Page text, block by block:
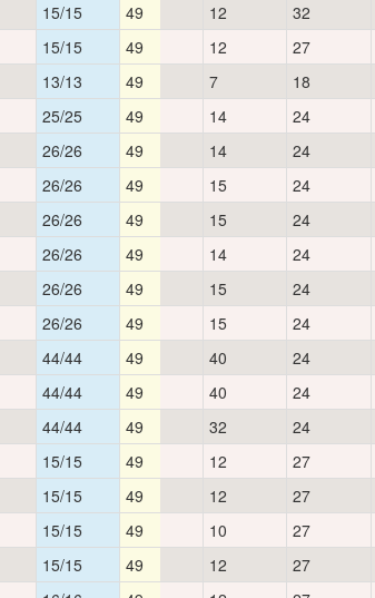
15/15 49 12 32
15/15 49 12 27
13/13 49 7 18
25/25 49 14 24
26/26 49 14 24
26/26 49 15 24
26/26 49 15 24
26/26 49 14 24
26/26 49 15 24
26/26 49 15 24
44/44 49 40 24
44/44 49 40 24
44/44 49 32 24
15/15 49 12 27
15/15 49 12 27
15/15 49 10 27
15/15 49 12 27